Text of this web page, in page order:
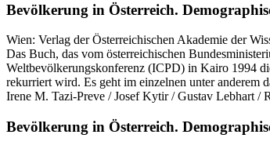
Bevölkerung in Österreich.
Wien: Verlag der Österreichischen Akademie der
Das Buch, das vom österreichischen
Weltbevölkerungskonferenz (ICPD) in Kairo 1994
rekurriert wird. Es geht im einzelnen unter anderem
Irene M. Tazi-Preve / Josef Kytir / Gustav Lebhart /
Bevölkerung in Österreich.